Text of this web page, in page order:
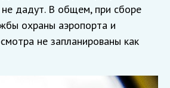
дадут. В общем, при сборе
охраны аэропорта и
не запланированы как